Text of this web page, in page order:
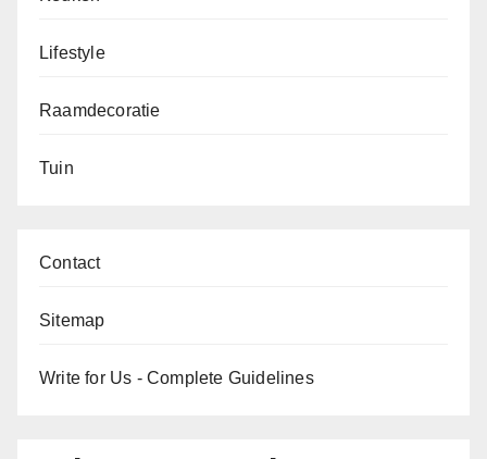
Lifestyle
Raamdecoratie
Tuin
Contact
Sitemap
Write for Us - Complete Guidelines